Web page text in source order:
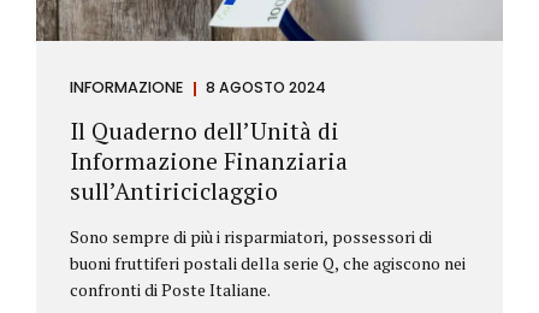
INFORMAZIONE 8 AGOSTO 2024
Il Quaderno dell’Unità di
Informazione Finanziaria
sull’Antiriciclaggio
Sono sempre di più i risparmiatori, possessori di
buoni fruttiferi postali della serie Q, che agiscono nei
confronti di Poste Italiane.